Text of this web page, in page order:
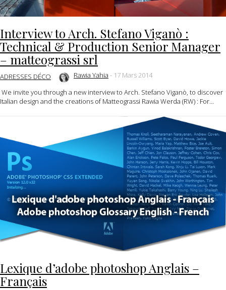
Interview to Arch. Stefano Viganò :
Technical & Production Senior Manager
– matteograssi srl
ADRESSES DÉCO Rawia Yahia - 17 Mars 2014
We invite you through a new interview to Arch. Stefano Viganò, to discover
Italian design and the creations of Matteograssi Rawia Werda (RW) : For...
Lexique d’adobe photoshop Anglais –
Français